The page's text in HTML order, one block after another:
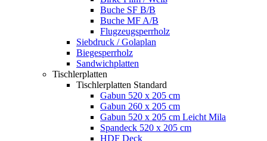
Buche SF B/B
Buche MF A/B
Flugzeugsperrholz
Siebdruck / Golaplan
Biegesperrholz
Sandwichplatten
Tischlerplatten
Tischlerplatten Standard
Gabun 520 x 205 cm
Gabun 260 x 205 cm
Gabun 520 x 205 cm Leicht Mila
Spandeck 520 x 205 cm
HDF Deck